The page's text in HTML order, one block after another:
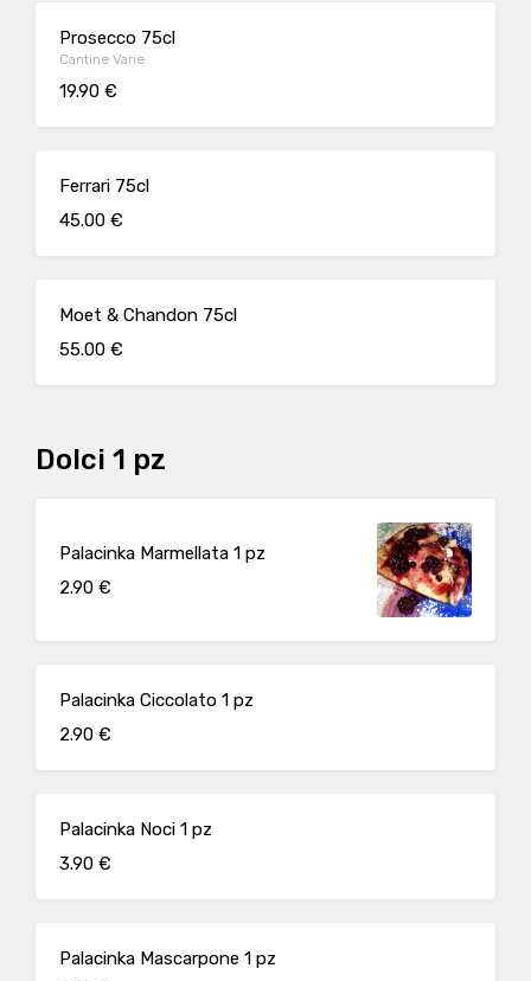
Prosecco 75cl
Cantine Varie
19.90 €
Ferrari 75cl
45.00 €
Moet & Chandon 75cl
55.00 €
Dolci 1 pz
Palacinka Marmellata 1 pz
2.90 €
Palacinka Ciccolato 1 pz
2.90 €
Palacinka Noci 1 pz
3.90 €
Palacinka Mascarpone 1 pz